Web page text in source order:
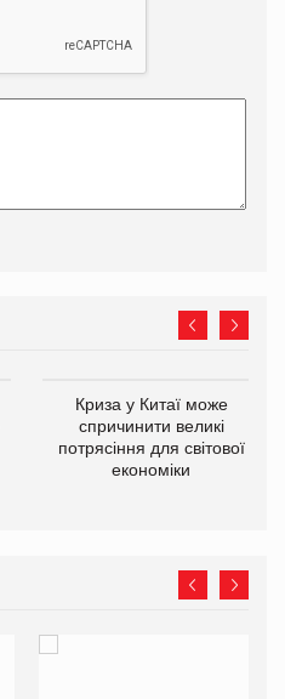
Криза у Китаї може
спричинити великі
потрясіння для світової
економіки